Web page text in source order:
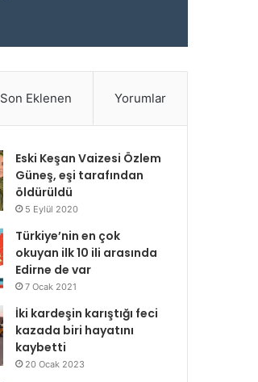
Son Eklenen Yorumlar
Eski Keşan Vaizesi Özlem
Güneş, eşi tarafından
öldürüldü
5 Eylül 2020
Türkiye’nin en çok
okuyan ilk 10 ili arasında
Edirne de var
7 Ocak 2021
İki kardeşin karıştığı feci
kazada biri hayatını
kaybetti
20 Ocak 2023